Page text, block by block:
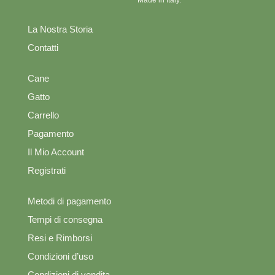
La Nostra Storia
Contatti
Cane
Gatto
Carrello
Pagamento
Il Mio Account
Registrati
Metodi di pagamento
Tempi di consegna
Resi e Rimborsi
Condizioni d’uso